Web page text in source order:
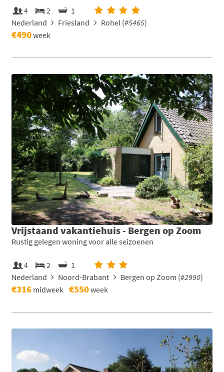
4 2
1
Nederland
Friesland Rohel (#5465)
€490week
Vrijstaand vakantiehuis - Bergen op Zoom
Rustig gelegen woning voor alle seizoenen
4 2
1
Nederland
Noord-Brabant Bergen op Zoom (#2990)
€316 midweek €550week